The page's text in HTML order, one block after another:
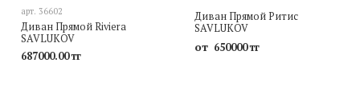
арт. 36602
Диван Прямой Riviera
SAVLUKOV
687000.00 тг
Диван Прямой Ритис
SAVLUKOV
от 650000 тг